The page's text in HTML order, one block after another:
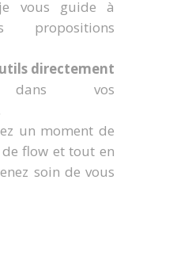
vous guide à
propositions
directement
dans vos
un moment de
flow et tout en
soin de vous